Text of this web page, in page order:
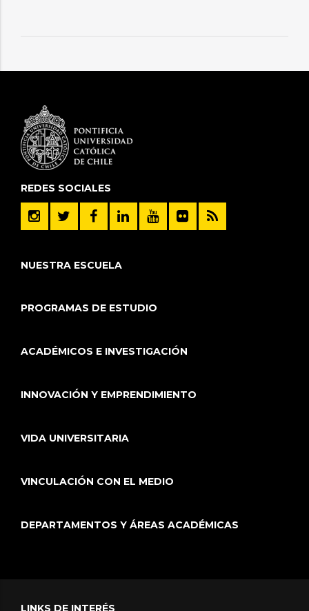
REDES SOCIALES
NUESTRA ESCUELA
PROGRAMAS DE ESTUDIO
ACADÉMICOS E INVESTIGACIÓN
INNOVACIÓN Y EMPRENDIMIENTO
VIDA UNIVERSITARIA
VINCULACIÓN CON EL MEDIO
DEPARTAMENTOS Y ÁREAS ACADÉMICAS